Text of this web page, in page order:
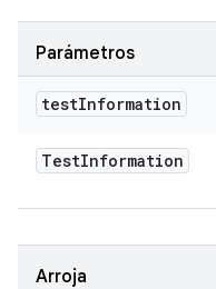
Parámetros
testInformation
TestInformation
Arroja